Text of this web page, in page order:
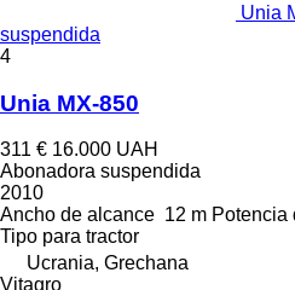
Unia
suspendida
4
Unia MX-850
311 € 16.000 UAH
Abonadora suspendida
2010
Ancho de alcance 12 m Potencia
Tipo para tractor
Ucrania, Grechana
Vitagro